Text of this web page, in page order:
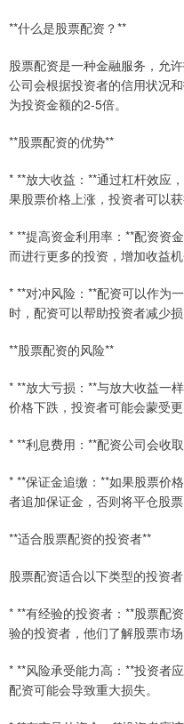
**什么是股票配资？**
股票配资是一种金融服务，允
公司会根据投资者的信用状况
为投资金额的2-5倍。
**股票配资的优势**
* **放大收益：**通过杠杆效应
果股票价格上涨，投资者可以获
* **提高资金利用率：**配资资
而进行更多的投资，增加收益机
* **对冲风险：**配资可以作为
时，配资可以帮助投资者减少损
**股票配资的风险**
* **放大亏损：**与放大收益一
价格下跌，投资者可能会蒙受更
* **利息费用：**配资公司会收
* **保证金追缴：**如果股票价
者追加保证金，否则将平仓股票
**适合股票配资的投资者**
股票配资适合以下类型的投资者
* **有经验的投资者：**股票配
验的投资者，他们了解股票市场
* **风险承受能力高：**投资者
配资可能会导致重大损失。